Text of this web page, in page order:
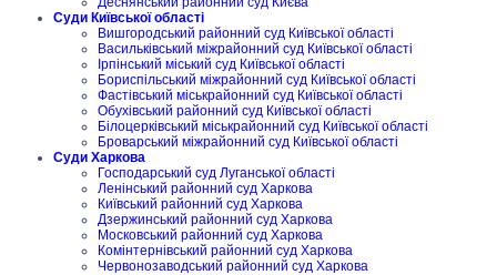
Суди Київської області
Вишгородський районний суд Київської області
Васильківський міжрайонний суд Київської області
Ірпінський міський суд Київської області
Бориспільський міжрайонний суд Київської області
Фастівський міськрайонний суд Київської області
Обухівський районний суд Київської області
Білоцерківський міськрайонний суд Київської області
Броварський міжрайонний суд Київської області
Суди Харкова
Господарський суд Луганської області
Ленінський районний суд Харкова
Київський районний суд Харкова
Дзержинський районний суд Харкова
Московський районний суд Харкова
Комінтернівський районний суд Харкова
Червонозаводський районний суд Харкова